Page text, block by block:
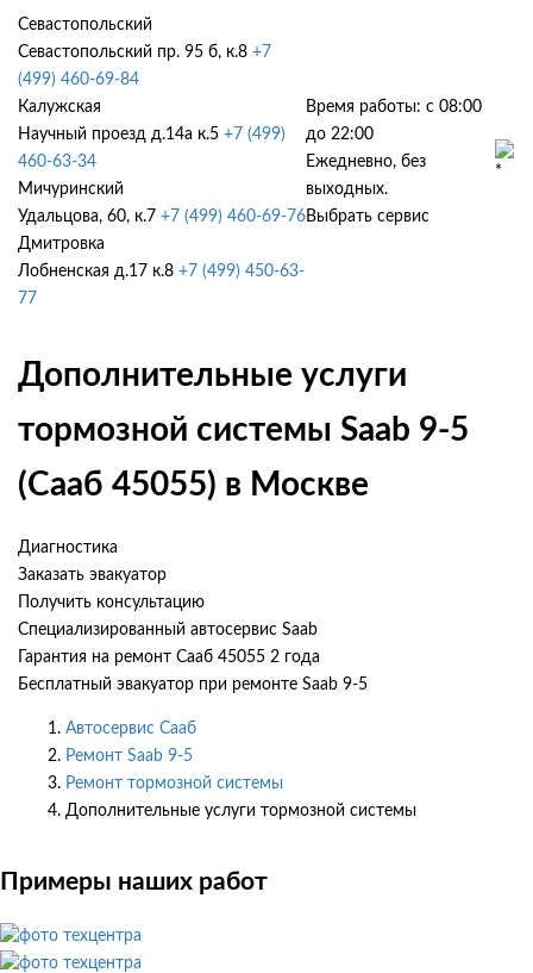
Севастопольский
Севастопольский пр. 95 б, к.8 +7
(499) 460-69-84
Калужская
Научный проезд д.14а к.5 +7 (499)
460-63-34
Мичуринский
Удальцова, 60, к.7 +7 (499) 460-69-76
Дмитровка
Лобненская д.17 к.8 +7 (499) 450-63-
77
Время работы: с 08:00
до 22:00
Ежедневно, без
выходных.
Выбрать сервис
Дополнительные услуги
тормозной системы Saab 9-5
(Сааб 45055) в Москве
Диагностика
Заказать эвакуатор
Получить консультацию
Специализированный автосервис Saab
Гарантия на ремонт Сааб 45055 2 года
Бесплатный эвакуатор при ремонте Saab 9-5
Автосервис Сааб
Ремонт Saab 9-5
Ремонт тормозной системы
Дополнительные услуги тормозной системы
Примеры наших работ